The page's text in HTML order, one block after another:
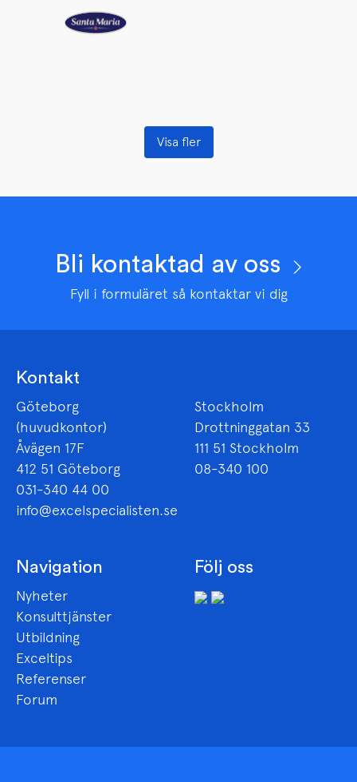
Visa fler
Bli kontaktad av oss
Fyll i formuläret så kontaktar vi dig
Kontakt
Göteborg
(huvudkontor)
Åvägen 17F
412 51 Göteborg
031-340 44 00
info@excelspecialisten.se
Stockholm
Drottninggatan 33
111 51 Stockholm
08-340 100
Navigation
Nyheter
Konsulttjänster
Utbildning
Exceltips
Referenser
Forum
Följ oss